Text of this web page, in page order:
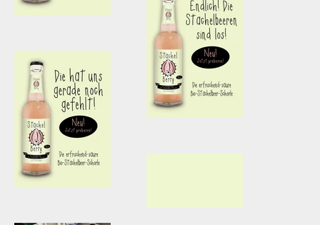
Poster 3
Poster 4